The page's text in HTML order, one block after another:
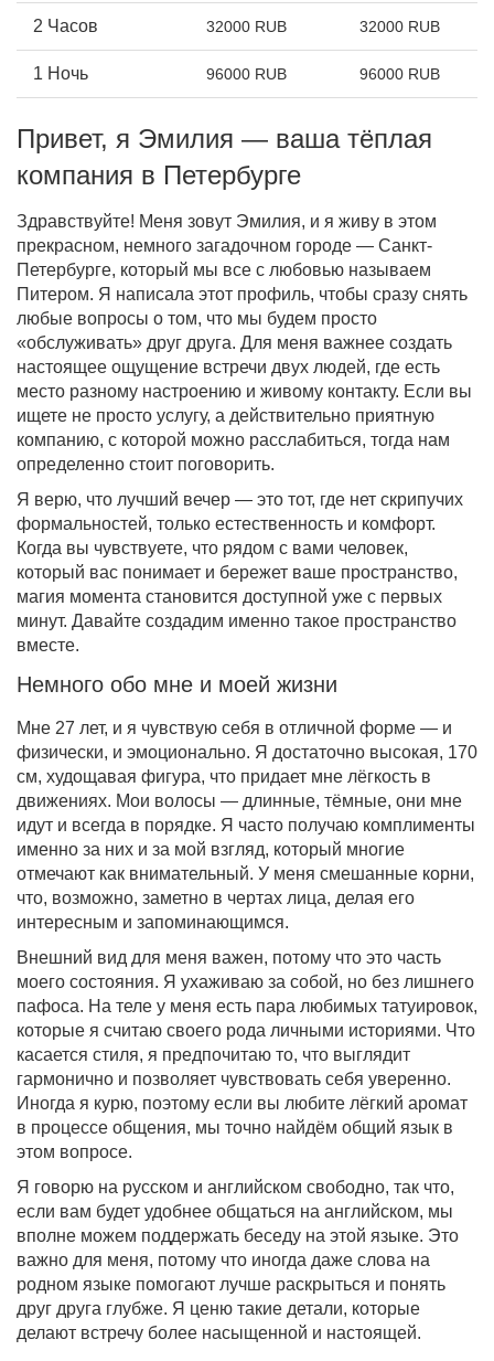
2 Часов 32000 RUB 32000 RUB
1 Ночь 96000 RUB 96000 RUB
Привет, я Эмилия — ваша тёплая
компания в Петербурге
Здравствуйте! Меня зовут Эмилия, и я живу в этом
прекрасном, немного загадочном городе — Санкт-
Петербурге, который мы все с любовью называем
Питером. Я написала этот профиль, чтобы сразу снять
любые вопросы о том, что мы будем просто
«обслуживать» друг друга. Для меня важнее создать
настоящее ощущение встречи двух людей, где есть
место разному настроению и живому контакту. Если вы
ищете не просто услугу, а действительно приятную
компанию, с которой можно расслабиться, тогда нам
определенно стоит поговорить.
Я верю, что лучший вечер — это тот, где нет скрипучих
формальностей, только естественность и комфорт.
Когда вы чувствуете, что рядом с вами человек,
который вас понимает и бережет ваше пространство,
магия момента становится доступной уже с первых
минут. Давайте создадим именно такое пространство
вместе.
Немного обо мне и моей жизни
Мне 27 лет, и я чувствую себя в отличной форме — и
физически, и эмоционально. Я достаточно высокая, 170
см, худощавая фигура, что придает мне лёгкость в
движениях. Мои волосы — длинные, тёмные, они мне
идут и всегда в порядке. Я часто получаю комплименты
именно за них и за мой взгляд, который многие
отмечают как внимательный. У меня смешанные корни,
что, возможно, заметно в чертах лица, делая его
интересным и запоминающимся.
Внешний вид для меня важен, потому что это часть
моего состояния. Я ухаживаю за собой, но без лишнего
пафоса. На теле у меня есть пара любимых татуировок,
которые я считаю своего рода личными историями. Что
касается стиля, я предпочитаю то, что выглядит
гармонично и позволяет чувствовать себя уверенно.
Иногда я курю, поэтому если вы любите лёгкий аромат
в процессе общения, мы точно найдём общий язык в
этом вопросе.
Я говорю на русском и английском свободно, так что,
если вам будет удобнее общаться на английском, мы
вполне можем поддержать беседу на этой языке. Это
важно для меня, потому что иногда даже слова на
родном языке помогают лучше раскрыться и понять
друг друга глубже. Я ценю такие детали, которые
делают встречу более насыщенной и настоящей.